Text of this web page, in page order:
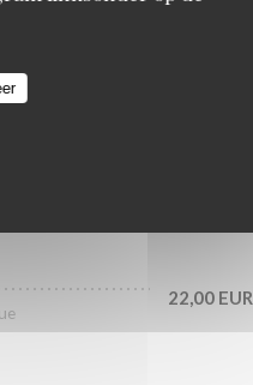
22,00 EUR